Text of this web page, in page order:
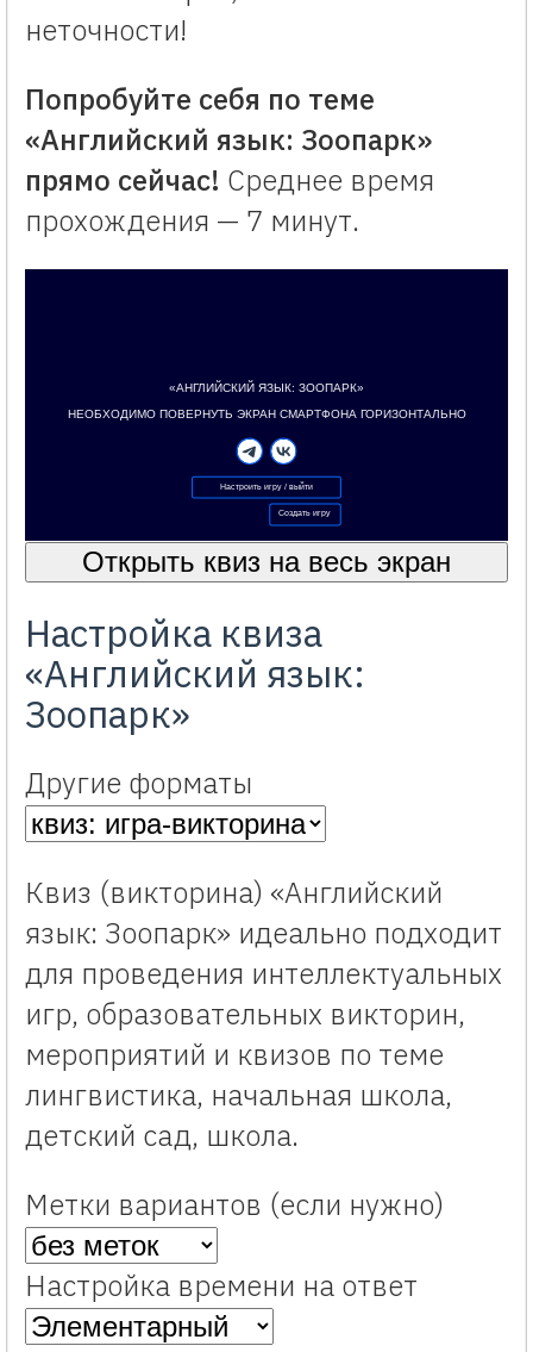
неточности!
Попробуйте себя по теме
«Английский язык: Зоопарк»
прямо сейчас! Среднее время
прохождения — 7 минут.
«АНГЛИЙСКИЙ ЯЗЫК: ЗООПАРК»
НЕОБХОДИМО ПОВЕРНУТЬ ЭКРАН СМАРТФОНА ГОРИЗОНТАЛЬНО
Настроить игру / выйти
Создать игру
Открыть квиз на весь экран
Настройка квиза
«Английский язык:
Зоопарк»
Другие форматы
Квиз (викторина) «Английский
язык: Зоопарк» идеально подходит
для проведения интеллектуальных
игр, образовательных викторин,
мероприятий и квизов по теме
лингвистика, начальная школа,
детский сад, школа.
Метки вариантов (если нужно)
Настройка времени на ответ